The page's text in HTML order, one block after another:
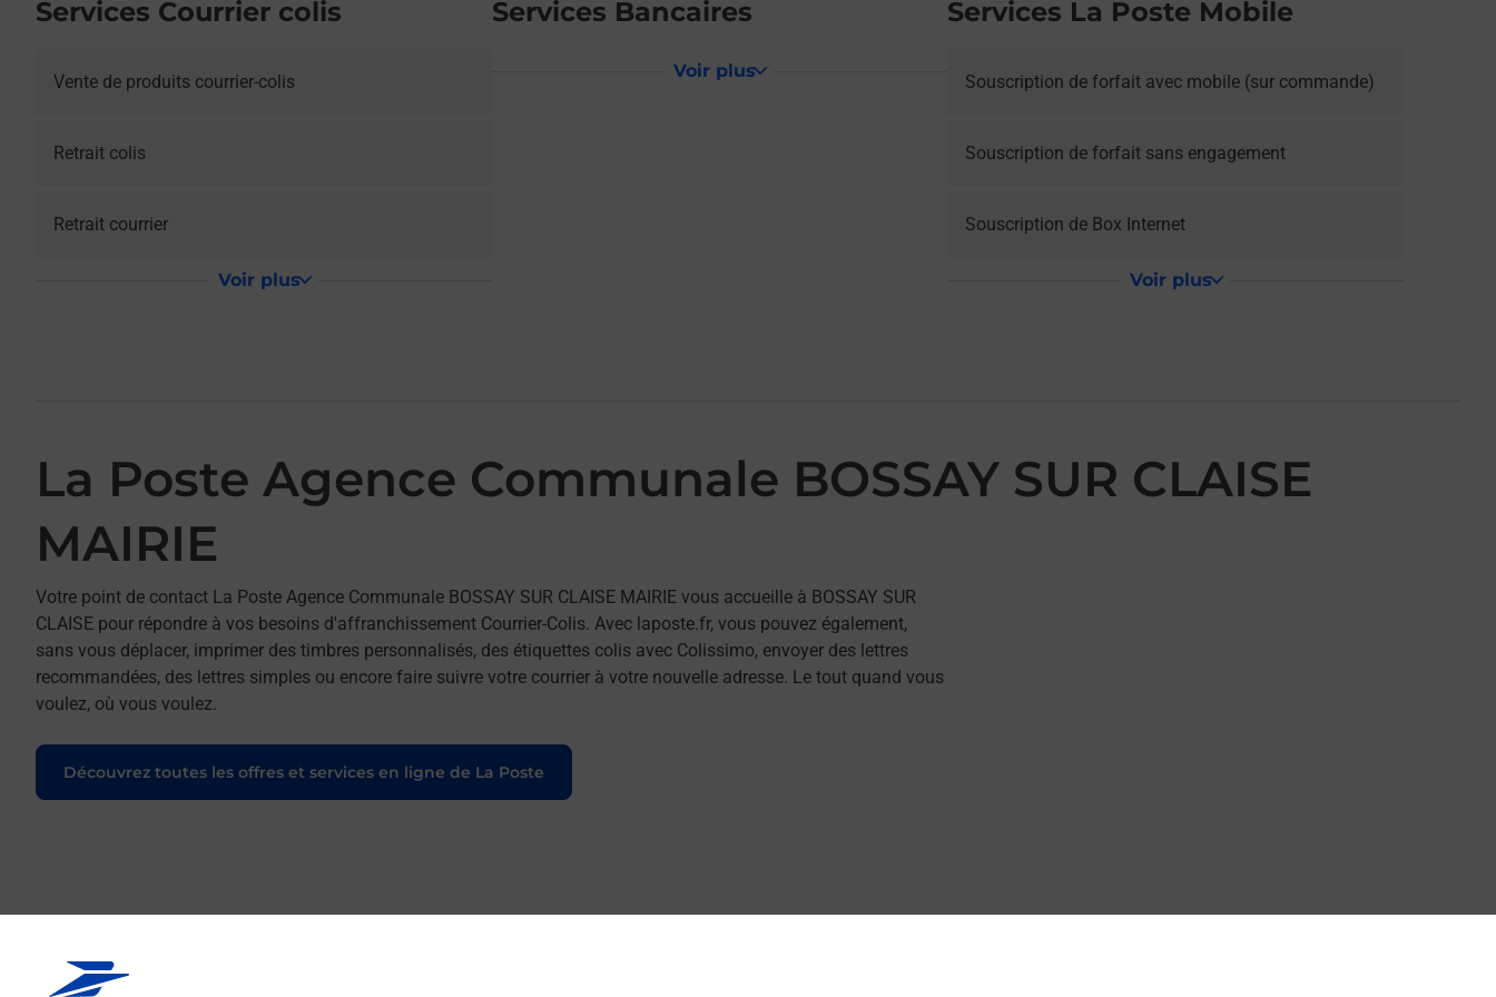
Services Courrier colis
Vente de produits courrier-colis
Retrait colis
Retrait courrier
Voir plus
Services Bancaires
Voir plus
Services La Poste Mobile
Souscription de forfait avec mobile (sur commande)
Souscription de forfait sans engagement
Souscription de Box Internet
Voir plus
La Poste Agence Communale BOSSAY SUR CLAISE
MAIRIE
Votre point de contact La Poste Agence Communale BOSSAY SUR CLAISE MAIRIE vous accueille à BOSSAY SUR
CLAISE pour répondre à vos besoins d'affranchissement Courrier-Colis. Avec laposte.fr, vous pouvez également,
sans vous déplacer, imprimer des timbres personnalisés, des étiquettes colis avec Colissimo, envoyer des lettres
recommandées, des lettres simples ou encore faire suivre votre courrier à votre nouvelle adresse. Le tout quand vous
voulez, où vous voulez.
Découvrez toutes les offres et services en ligne de La Poste